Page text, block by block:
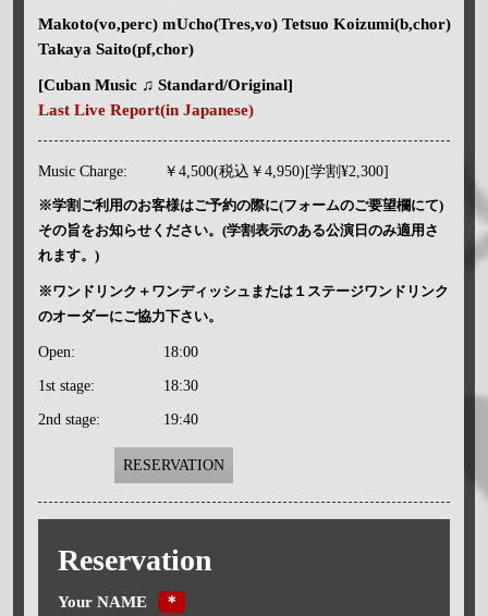
Makoto(vo,perc) mUcho(Tres,vo) Tetsuo Koizumi(b,chor)
Takaya Saito(pf,chor)
[Cuban Music ♫ Standard/Original]
Last Live Report(in Japanese)
Music Charge: ￥4,500(税込￥4,950)[学割¥2,300]
※学割ご利用のお客様はご予約の際に(フォームのご要望欄にて)
その旨をお知らせください。(学割表示のある公演日のみ適用さ
れます。)
※ワンドリンク＋ワンディッシュまたは１ステージワンドリンク
のオーダーにご協力下さい。
Open: 18:00
1st stage: 18:30
2nd stage: 19:40
RESERVATION
Reservation
Your NAME ＊